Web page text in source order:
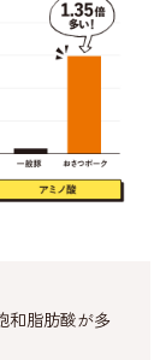
和脂肪酸が多